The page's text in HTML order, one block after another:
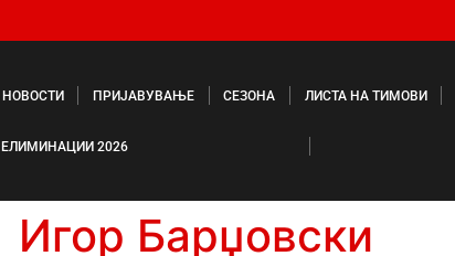
НОВОСТИ ПРИЈАВУВАЊЕ СЕЗОНА ЛИСТА НА ТИМОВИ
ЕЛИМИНАЦИИ 2026
Игор Барџовски